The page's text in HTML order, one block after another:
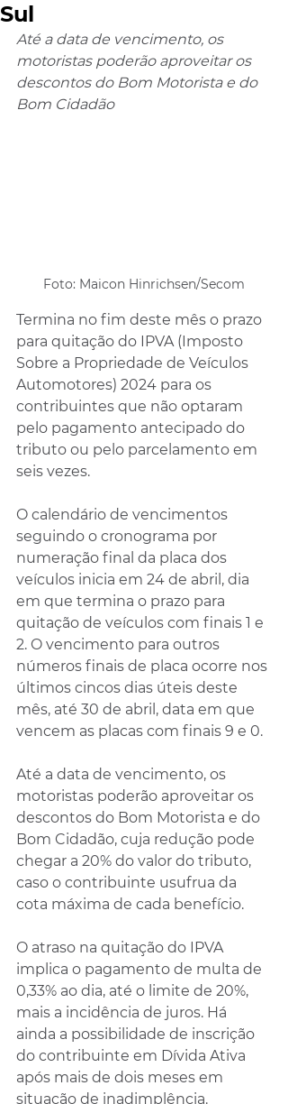
Sul
Até a data de vencimento, os
motoristas poderão aproveitar os
descontos do Bom Motorista e do
Bom Cidadão
Foto: Maicon Hinrichsen/Secom
Termina no fim deste mês o prazo
para quitação do IPVA (Imposto
Sobre a Propriedade de Veículos
Automotores) 2024 para os
contribuintes que não optaram
pelo pagamento antecipado do
tributo ou pelo parcelamento em
seis vezes.
O calendário de vencimentos
seguindo o cronograma por
numeração final da placa dos
veículos inicia em 24 de abril, dia
em que termina o prazo para
quitação de veículos com finais 1 e
2. O vencimento para outros
números finais de placa ocorre nos
últimos cincos dias úteis deste
mês, até 30 de abril, data em que
vencem as placas com finais 9 e 0.
Até a data de vencimento, os
motoristas poderão aproveitar os
descontos do Bom Motorista e do
Bom Cidadão, cuja redução pode
chegar a 20% do valor do tributo,
caso o contribuinte usufrua da
cota máxima de cada benefício.
O atraso na quitação do IPVA
implica o pagamento de multa de
0,33% ao dia, até o limite de 20%,
mais a incidência de juros. Há
ainda a possibilidade de inscrição
do contribuinte em Dívida Ativa
após mais de dois meses em
situação de inadimplência.